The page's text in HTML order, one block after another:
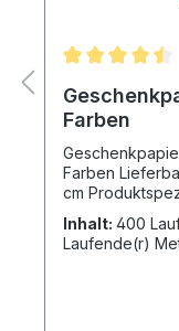
Farben
Farben
cm
Kraftpapier
einseitigFarbe:
oder blauMotiv:
Inhalt: 400
Laufende(r)